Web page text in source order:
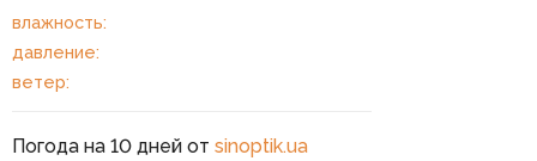
влажность:
давление:
ветер:
Погода на 10 дней от sinoptik.ua